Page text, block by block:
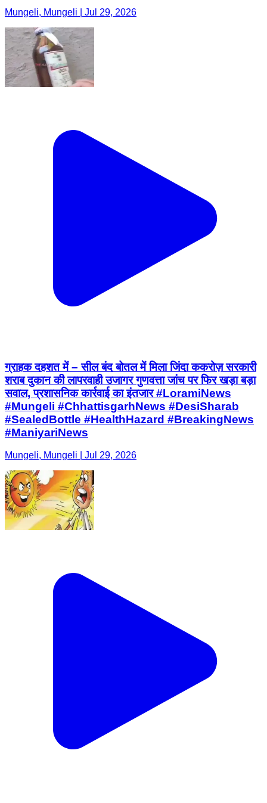
Mungeli, Mungeli | Jul 29, 2026
ग्राहक दहशत में – सील बंद बोतल में मिला जिंदा ककरोज़ सरकारी
शराब दुकान की लापरवाही उजागर गुणवत्ता जांच पर फिर खड़ा बड़ा
सवाल, प्रशासनिक कार्रवाई का इंतजार #LoramiNews
#Mungeli #ChhattisgarhNews #DesiSharab
#SealedBottle #HealthHazard #BreakingNews
#ManiyariNews
Mungeli, Mungeli | Jul 29, 2026